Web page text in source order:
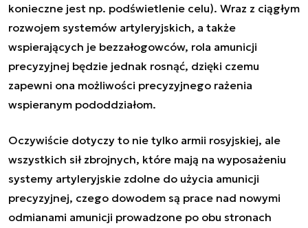
konieczne jest np. podświetlenie celu). Wraz z ciągłym
rozwojem systemów artyleryjskich, a także
wspierających je bezzałogowców, rola amunicji
precyzyjnej będzie jednak rosnąć, dzięki czemu
zapewni ona możliwości precyzyjnego rażenia
wspieranym pododdziałom.
Oczywiście dotyczy to nie tylko armii rosyjskiej, ale
wszystkich sił zbrojnych, które mają na wyposażeniu
systemy artyleryjskie zdolne do użycia amunicji
precyzyjnej, czego dowodem są prace nad nowymi
odmianami amunicji prowadzone po obu stronach